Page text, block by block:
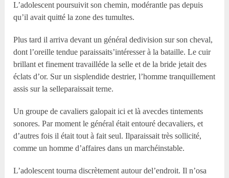
L’adolescent poursuivit son chemin, modérantle pas depuis
qu’il avait quitté la zone des tumultes.
Plus tard il arriva devant un général dedivision sur son cheval,
dont l’oreille tendue paraissaits’intéresser à la bataille. Le cuir
brillant et finement travailléde la selle et de la bride jetait des
éclats d’or. Sur un sisplendide destrier, l’homme tranquillement
assis sur la selleparaissait terne.
Un groupe de cavaliers galopait ici et là avecdes tintements
sonores. Par moment le général était entouré decavaliers, et
d’autres fois il était tout à fait seul. Ilparaissait très sollicité,
comme un homme d’affaires dans un marchéinstable.
L’adolescent tourna discrètement autour del’endroit. Il n’osa